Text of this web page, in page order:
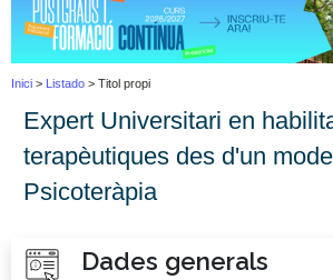
Inici > Listado > Titol propi
Expert Universitari en
terapèutiques des d'un
Psicoteràpia
Dades generals